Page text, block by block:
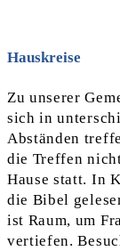
Hauskreise
Zu unserer
sich in
Abständen
die Treffen
Hause statt. In
die Bibel
ist Raum, um
vertiefen.